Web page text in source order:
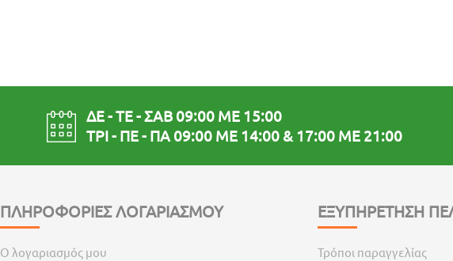
ΔΕ - ΤΕ - ΣΑΒ 09:00 ΜΕ 15:00
ΤΡΙ - ΠΕ - ΠΑ 09:00 ΜΕ 14:00 & 17:00 ΜΕ 21:00
ΠΛΗΡΟΦΟΡΙΕΣ ΛΟΓΑΡΙΑΣΜΟΥ
Ο λογαριασμός μου
ΕΞΥΠΗΡΕΤΗΣΗ
Τρόποι παραγγελίας